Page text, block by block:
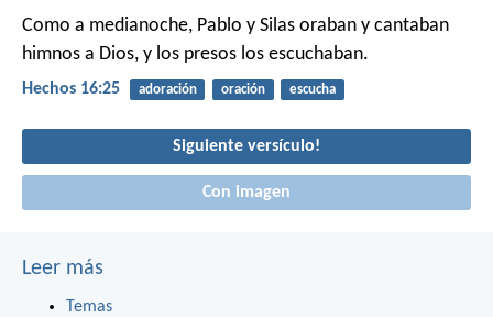
Como a medianoche, Pablo y Silas oraban y cantaban
himnos a Dios, y los presos los escuchaban.
Hechos 16:25 adoración oración escucha
Siguiente versículo!
Con imagen
Leer más
Temas